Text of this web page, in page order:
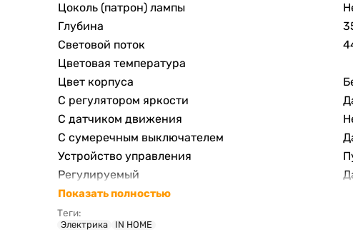
Цоколь (патрон) лампы
Глубина
Световой поток
Цветовая температура
Цвет корпуса
С регулятором яркости
С датчиком движения
С сумеречным выключателем
Устройство управления
Регулируемый
Диаметр
С выключателем
Материал корпуса
Показать полностью
Теги:
Электрика IN HOME